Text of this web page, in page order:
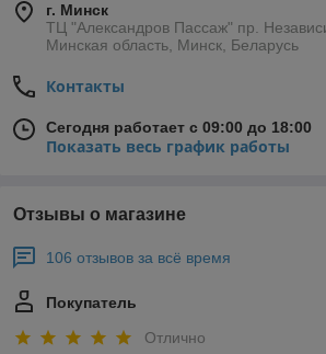
г. Минск
ТЦ "Александров Пассаж" пр.
Минская область, Минск, Беларусь
Контакты
Сегодня работает с 09:00 до 18:00
Показать весь график работы
Отзывы о магазине
106 отзывов за всё время
Покупатель
Отлично